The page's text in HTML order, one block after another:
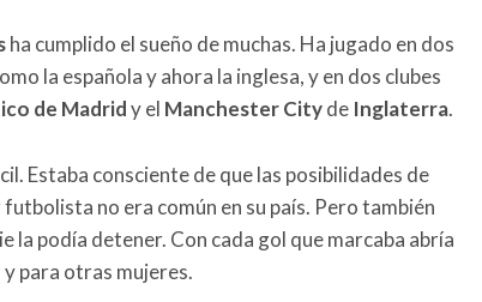
ha cumplido el sueño de muchas. Ha jugado en dos
la española y ahora la inglesa, y en dos clubes
de Madridy el Manchester Cityde Inglaterra.
Estaba consciente de que las posibilidades de
no era común en su país. Pero también
la podía detener. Con cada gol que marcaba abría
para otras mujeres.